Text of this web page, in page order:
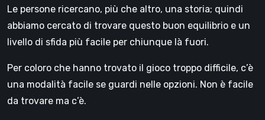
Le persone ricercano, più che altro, una storia; quindi
abbiamo cercato di trovare questo buon equilibrio e un
livello di sfida più facile per chiunque là fuori.
Per coloro che hanno trovato il gioco troppo difficile, c’è
una modalità facile se guardi nelle opzioni. Non è facile
da trovare ma c’è.